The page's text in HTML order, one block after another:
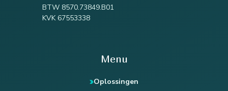
BTW 8570.73849.B01
KVK 67553338
Menu
Oplossingen